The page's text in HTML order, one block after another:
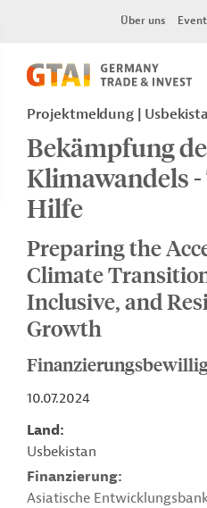
Über uns
Projektmeldung
Bekämpfung
Klimawandels
Hilfe
Preparing the
Climate
Inclusive, and
Growth
10.07.2024
Land
Usbekistan
Finanzierung
Asiatische